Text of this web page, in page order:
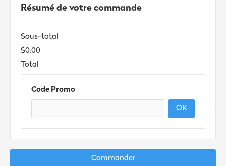
Résumé de votre commande
Sous-total
$0.00
Total
Code Promo
OK
Commander